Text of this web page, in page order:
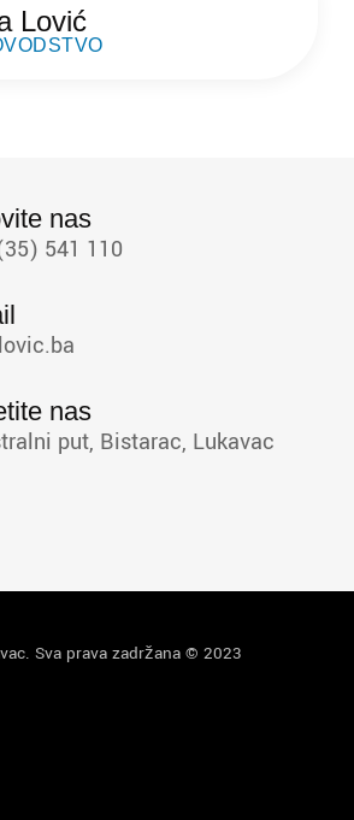
Lović
nas
541 110
nas
put, Bistarac, Lukavac
Sva prava zadržana © 2023